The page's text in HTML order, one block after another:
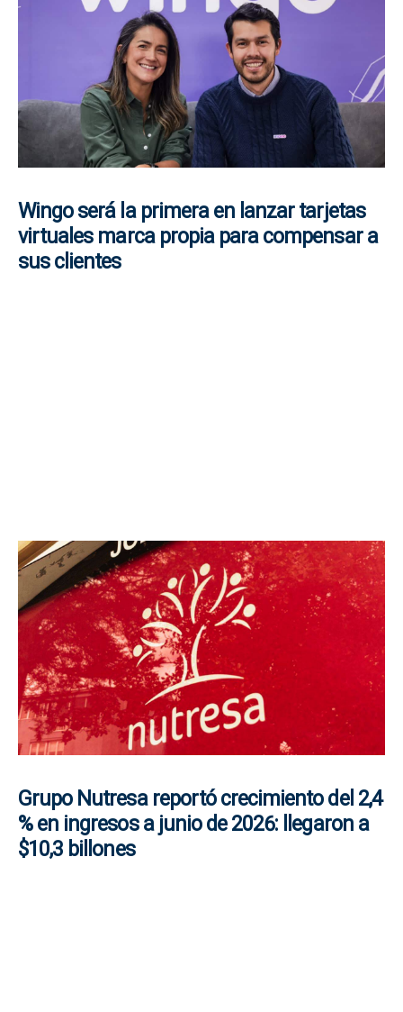
Wingo será la primera en lanzar tarjetas
virtuales marca propia para compensar a
sus clientes
Grupo Nutresa reportó crecimiento del 2,4
% en ingresos a junio de 2026: llegaron a
$10,3 billones